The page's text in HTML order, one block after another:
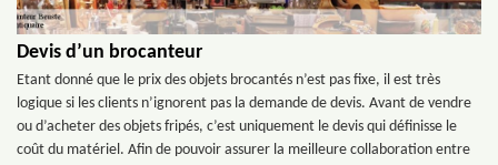
Devis d’un brocanteur
Etant donné que le prix des objets brocantés n’est pas fixe, il est très
logique si les clients n’ignorent pas la demande de devis. Avant de vendre
ou d’acheter des objets fripés, c’est uniquement le devis qui définisse le
coût du matériel. Afin de pouvoir assurer la meilleure collaboration entre